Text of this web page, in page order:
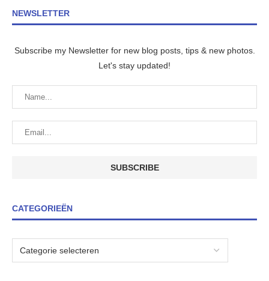
NEWSLETTER
Subscribe my Newsletter for new blog posts, tips & new photos.
Let's stay updated!
CATEGORIEËN